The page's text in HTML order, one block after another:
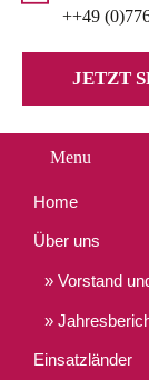
++49
JETZT
Menu
Home
Über uns
Vorstand
Einsatzländer